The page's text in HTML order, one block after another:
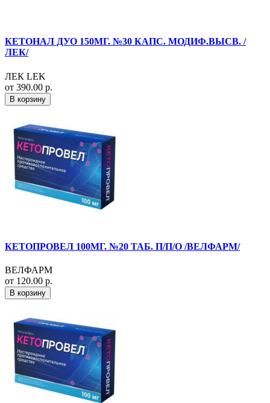
КЕТОНАЛ ДУО 150МГ. №30 КАПС. МОДИФ.ВЫСВ. /
ЛЕК/
ЛЕК LEK
от 390.00 р.
В корзину
КЕТОПРОВЕЛ 100МГ. №20 ТАБ. П/П/О /ВЕЛФАРМ/
ВЕЛФАРМ
от 120.00 р.
В корзину